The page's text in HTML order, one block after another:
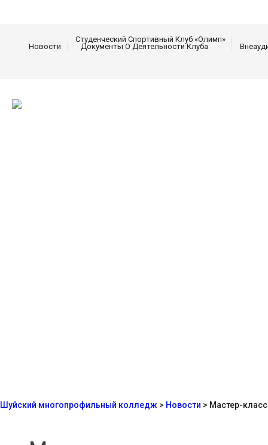
Новости
Студенческий Спортивный Клуб «Олимп»
Документы О Деятельности Клуба
Шуйский многопрофильный колледж > Новости > Мастер-